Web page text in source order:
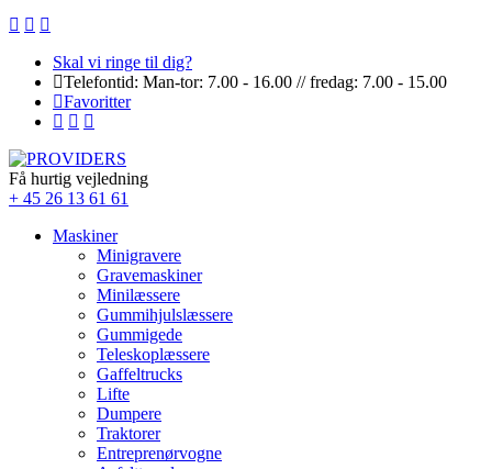
Skal vi ringe til dig?
Telefontid: Man-tor: 7.00 - 16.00 // fredag: 7.00 - 15.00
Favoritter
Få hurtig vejledning
+ 45 26 13 61 61
Maskiner
Minigravere
Gravemaskiner
Minilæssere
Gummihjulslæssere
Gummigede
Teleskoplæssere
Gaffeltrucks
Lifte
Dumpere
Traktorer
Entreprenørvogne